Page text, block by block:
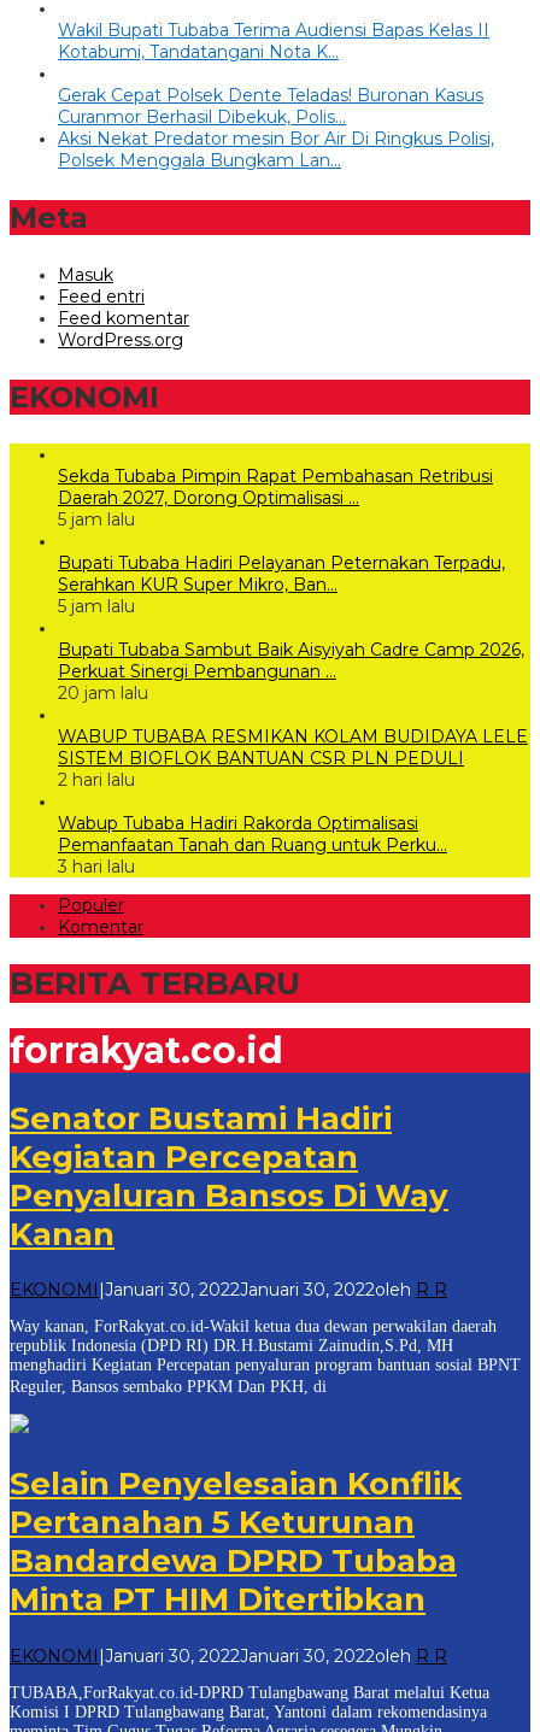
Wakil Bupati Tubaba Terima Audiensi Bapas Kelas II
Kotabumi, Tandatangani Nota K…
Gerak Cepat Polsek Dente Teladas! Buronan Kasus
Curanmor Berhasil Dibekuk, Polis…
Aksi Nekat Predator mesin Bor Air Di Ringkus Polisi,
Polsek Menggala Bungkam Lan…
Meta
Masuk
Feed entri
Feed komentar
WordPress.org
EKONOMI
Sekda Tubaba Pimpin Rapat Pembahasan Retribusi
Daerah 2027, Dorong Optimalisasi …
5 jam lalu
Bupati Tubaba Hadiri Pelayanan Peternakan Terpadu,
Serahkan KUR Super Mikro, Ban…
5 jam lalu
Bupati Tubaba Sambut Baik Aisyiyah Cadre Camp 2026,
Perkuat Sinergi Pembangunan …
20 jam lalu
WABUP TUBABA RESMIKAN KOLAM BUDIDAYA LELE
SISTEM BIOFLOK BANTUAN CSR PLN PEDULI
2 hari lalu
Wabup Tubaba Hadiri Rakorda Optimalisasi
Pemanfaatan Tanah dan Ruang untuk Perku…
3 hari lalu
Populer
Komentar
BERITA TERBARU
forrakyat.co.id
Senator Bustami Hadiri
Kegiatan Percepatan
Penyaluran Bansos Di Way
Kanan
EKONOMI Januari 30, 2022Januari 30, 2022oleh R R
Way kanan, ForRakyat.co.id-Wakil ketua dua dewan perwakilan daerah
republik Indonesia (DPD RI) DR.H.Bustami Zainudin,S.Pd, MH
menghadiri Kegiatan Percepatan penyaluran program bantuan sosial BPNT
Reguler, Bansos sembako PPKM Dan PKH, di
Selain Penyelesaian Konflik
Pertanahan 5 Keturunan
Bandardewa DPRD Tubaba
Minta PT HIM Ditertibkan
EKONOMI |Januari 30, 2022Januari 30, 2022oleh R R
TUBABA,ForRakyat.co.id-DPRD Tulangbawang Barat melalui Ketua
Komisi I DPRD Tulangbawang Barat, Yantoni dalam rekomendasinya